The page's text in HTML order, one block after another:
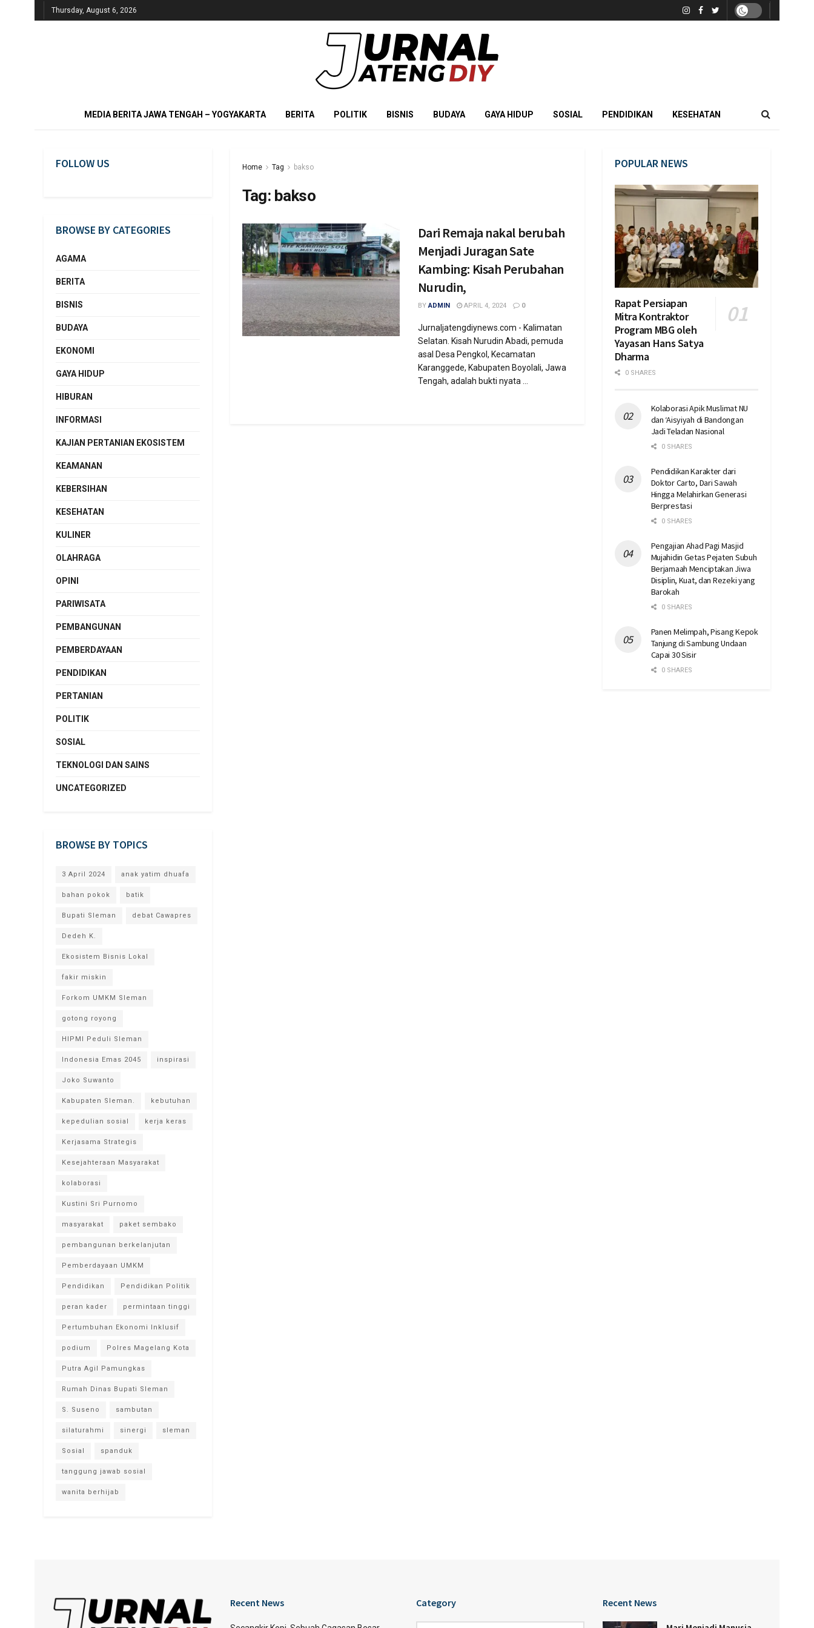
Thursday, August 6, 2026
MEDIA BERITA JAWA TENGAH – YOGYAKARTA BERITA POLITIK BISNIS BUDAYA GAYA HIDUP SOSIAL PENDIDIKAN KESEHATAN
Home Tag bakso
Tag: bakso
Dari Remaja nakal berubah
Menjadi Juragan Sate
Kambing: Kisah Perubahan
Nurudin,
BY ADMIN APRIL 4, 2024 0
Jurnaljatengdiynews.com - Kalimatan
Selatan. Kisah Nurudin Abadi, pemuda
asal Desa Pengkol, Kecamatan
Karanggede, Kabupaten Boyolali, Jawa
Tengah, adalah bukti nyata ...
FOLLOW US
BROWSE BY CATEGORIES
AGAMA
BERITA
BISNIS
BUDAYA
EKONOMI
GAYA HIDUP
HIBURAN
INFORMASI
KAJIAN PERTANIAN EKOSISTEM
KEAMANAN
KEBERSIHAN
KESEHATAN
KULINER
OLAHRAGA
OPINI
PARIWISATA
PEMBANGUNAN
PEMBERDAYAAN
PENDIDIKAN
PERTANIAN
POLITIK
SOSIAL
TEKNOLOGI DAN SAINS
UNCATEGORIZED
BROWSE BY TOPICS
3 April 2024 anak yatim dhuafa
bahan pokok batik
Bupati Sleman debat Cawapres
Dedeh K.
Ekosistem Bisnis Lokal
fakir miskin
Forkom UMKM Sleman
gotong royong
HIPMI Peduli Sleman
Indonesia Emas 2045 inspirasi
Joko Suwanto
Kabupaten Sleman. kebutuhan
kepedulian sosial kerja keras
Kerjasama Strategis
Kesejahteraan Masyarakat
kolaborasi
Kustini Sri Purnomo
masyarakat paket sembako
pembangunan berkelanjutan
Pemberdayaan UMKM
Pendidikan Pendidikan Politik
peran kader permintaan tinggi
Pertumbuhan Ekonomi Inklusif
podium Polres Magelang Kota
Putra Agil Pamungkas
Rumah Dinas Bupati Sleman
S. Suseno sambutan
silaturahmi sinergi sleman
Sosial spanduk
tanggung jawab sosial
wanita berhijab
POPULAR NEWS
Rapat Persiapan
Mitra Kontraktor
Program MBG oleh
Yayasan Hans Satya
Dharma
0 SHARES
Kolaborasi Apik Muslimat NU
dan ‘Aisyiyah di Bandongan
Jadi Teladan Nasional
0 SHARES
Pendidikan Karakter dari
Doktor Carto, Dari Sawah
Hingga Melahirkan Generasi
Berprestasi
0 SHARES
Pengajian Ahad Pagi Masjid
Mujahidin Getas Pejaten Subuh
Berjamaah Menciptakan Jiwa
Disiplin, Kuat, dan Rezeki yang
Barokah
0 SHARES
Panen Melimpah, Pisang Kepok
Tanjung di Sambung Undaan
Capai 30 Sisir
0 SHARES
Recent News Category Recent News